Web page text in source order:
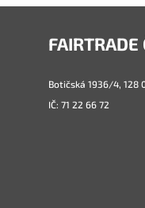
FAIRTRADE
Botičská 1936/4, 128
IČ: 71 22 66 72